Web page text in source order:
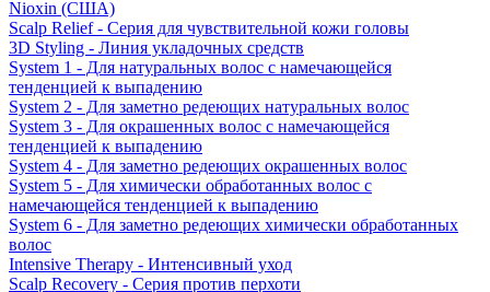
Nioxin (США)
Scalp Relief - Серия для чувствительной кожи головы
3D Styling - Линия укладочных средств
System 1 - Для натуральных волос с намечающейся
тенденцией к выпадению
System 2 - Для заметно редеющих натуральных волос
System 3 - Для окрашенных волос с намечающейся
тенденцией к выпадению
System 4 - Для заметно редеющих окрашенных волос
System 5 - Для химически обработанных волос с
намечающейся тенденцией к выпадению
System 6 - Для заметно редеющих химически обработанных
волос
Intensive Therapy - Интенсивный уход
Scalp Recovery - Серия против перхоти